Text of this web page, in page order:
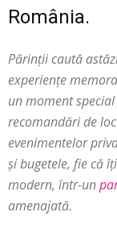
România.
Părinții caută
experiențe
un moment
recomandări de
evenimentelor
și bugetele, fie că
modern, într-un
amenajată.